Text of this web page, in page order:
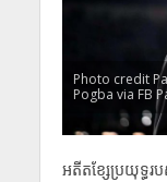
Photo credit
Pogba via FB
អតីតខ្សែប្រយុទ្ធ